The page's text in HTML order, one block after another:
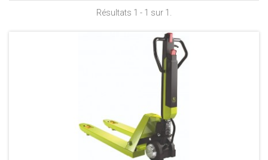
Résultats 1 - 1 sur 1.